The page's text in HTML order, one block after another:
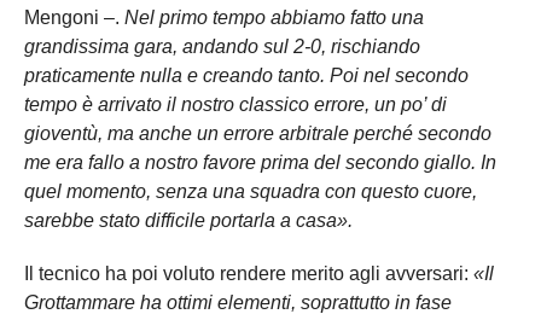
Mengoni –. Nel primo tempo abbiamo fatto una
grandissima gara, andando sul 2-0, rischiando
praticamente nulla e creando tanto. Poi nel secondo
tempo è arrivato il nostro classico errore, un po’ di
gioventù, ma anche un errore arbitrale perché secondo
me era fallo a nostro favore prima del secondo giallo. In
quel momento, senza una squadra con questo cuore,
sarebbe stato difficile portarla a casa».
Il tecnico ha poi voluto rendere merito agli avversari: «Il
Grottammare ha ottimi elementi, soprattutto in fase